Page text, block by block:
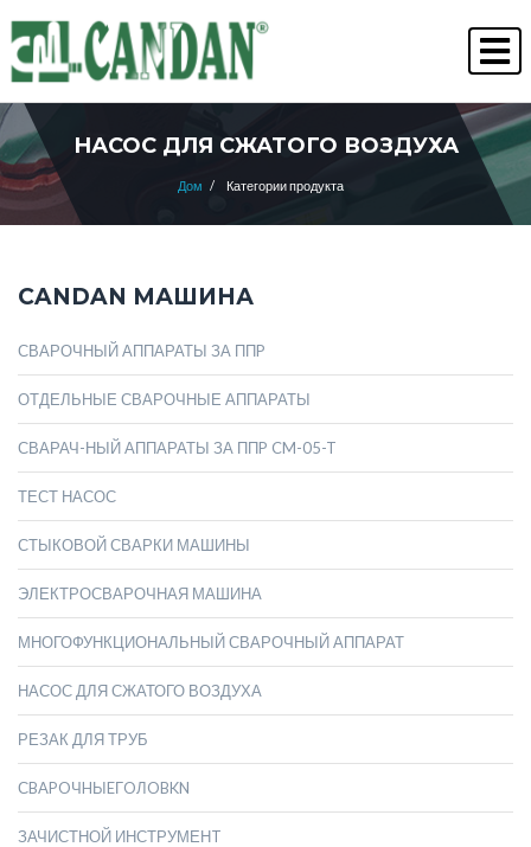
" Качество всегда побеждает "
ЧЕЛОВЕЧЕСКИЕ РЕСУРСЫ
НАСОС ДЛЯ СЖАТОГО ВОЗДУХА
Дом / Категории продукта
CANDAN МАШИНА
СВАРОЧНЫЙ АППАРАТЫ ЗА ППP
ОТДЕЛЬНЫЕ СВАРОЧНЫЕ АППАРАТЫ
СВАРАЧ-НЫЙ АППАРАТЫ ЗА ППP CM-05-T
ТЕСТ НАСОС
СТЫКОВОЙ СВАРКИ МАШИНЫ
ЭЛЕКТРОСВАРОЧНАЯ МАШИНА
МНОГОФУНКЦИОНАЛЬНЫЙ СВАРОЧНЫЙ АППАРАТ
НАСОС ДЛЯ СЖАТОГО ВОЗДУХА
РЕЗАК ДЛЯ ТРУБ
СBAPOЧHЫEГOЛOBKN
ЗАЧИСТНОЙ ИНСТРУМЕНT